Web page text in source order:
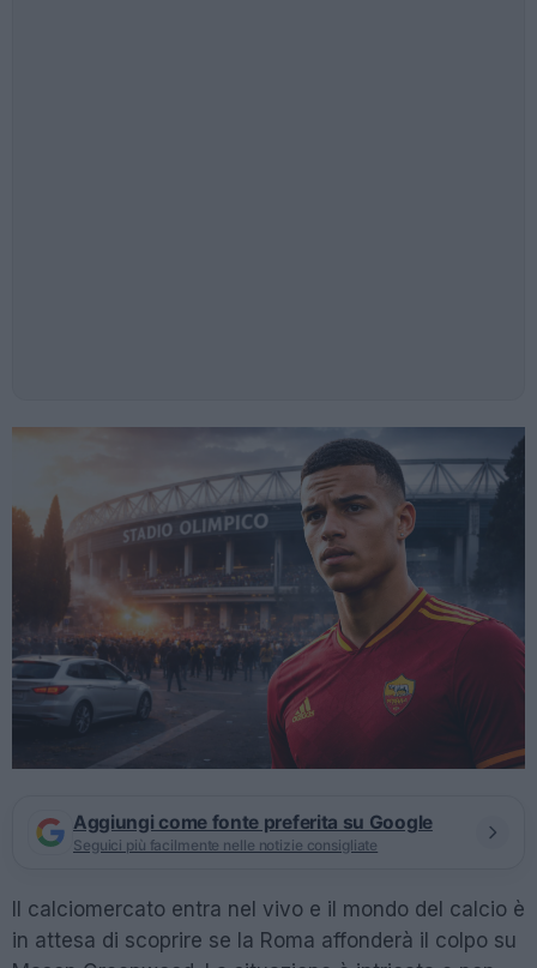
Aggiungi come fonte preferita su Google
Seguici più facilmente nelle notizie consigliate
Il calciomercato entra nel vivo e il mondo del calcio è
in attesa di scoprire se la Roma affonderà il colpo su